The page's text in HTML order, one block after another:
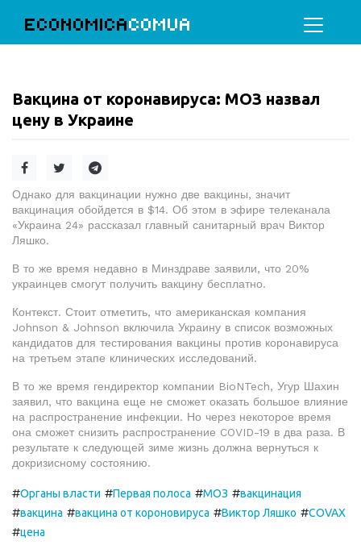
ECONOMICACOMUA
Вакцина от коронавируса: МОЗ назвал
цену в Украине
Однако для вакцинации нужно две вакцины, значит
вакцинация обойдется в $14. Об этом в эфире телеканала
«Украина 24» рассказал главный санитарный врач Виктор
Ляшко.
В то же время недавно в Минздраве заявили, что 20%
украинцев смогут получить вакцину бесплатно.
Контекст. Стоит отметить, что американская компания
Johnson & Johnson включила Украину в список возможных
кандидатов для тестирования вакцины против коронавируса
на третьем этапе клинических исследований.
В то же время гендиректор компании BioNTech, Угур Шахин
заявил, что вакцина еще не сможет оказать большое влияние
на распространение инфекции. Но через некоторое время
она сможет снизить распространение COVID-19 в два раза. В
результате к следующей зиме жизнь должна вернуться к
докризисному состоянию.
#Органы власти #Первая полоса #МОЗ #вакцинация
#вакцина #вакцина от короновируса #Виктор Ляшко #COVAX
#цена